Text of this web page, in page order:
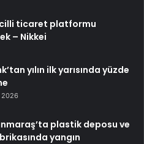
ticaret platformu
– Nikkei
yılın ilk yarısında yüzde
2026
plastik deposu ve
yangın